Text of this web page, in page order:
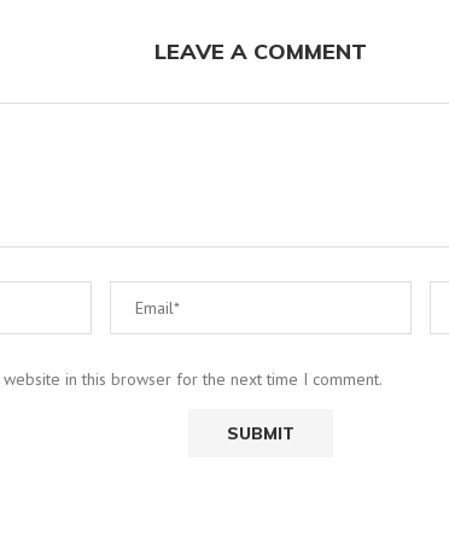
LEAVE A COMMENT
website in this browser for the next time I comment.